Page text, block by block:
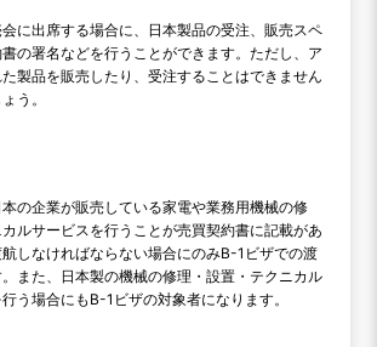
に出席する場合に、日本製品の受注、販売スペ
の署名などを行うことができます。ただし、ア
製品を販売したり、受注することはできません
う。
の企業が販売している家電や業務用機械の修
ルサービスを行うことが売買契約書に記載があ
しなければならない場合にのみB-1ビザでの渡
また、日本製の機械の修理・設置・テクニカル
う場合にもB-1ビザの対象者になります。